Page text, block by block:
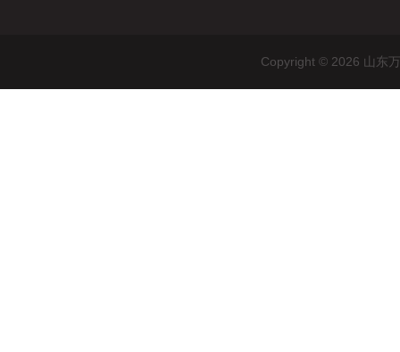
Copyright © 2026 山东